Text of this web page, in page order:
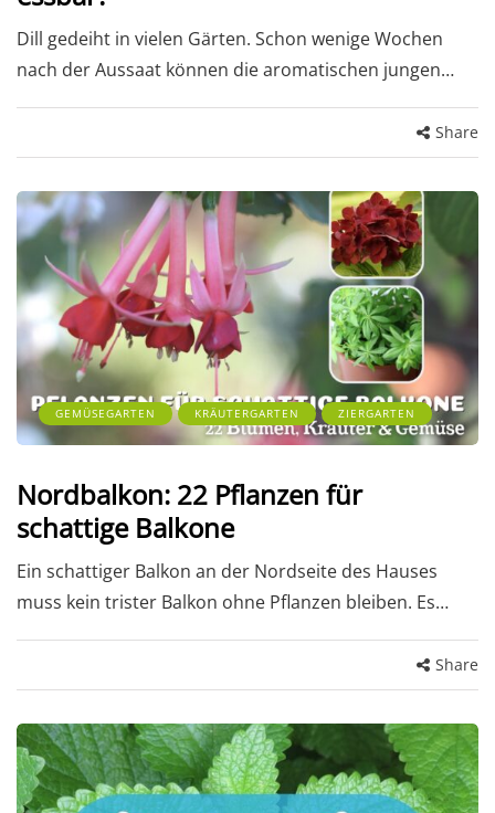
Dill gedeiht in vielen Gärten. Schon wenige Wochen
nach der Aussaat können die aromatischen jungen…
Share
GEMÜSEGARTEN KRÄUTERGARTEN ZIERGARTEN
Nordbalkon: 22 Pflanzen für
schattige Balkone
Ein schattiger Balkon an der Nordseite des Hauses
muss kein trister Balkon ohne Pflanzen bleiben. Es…
Share